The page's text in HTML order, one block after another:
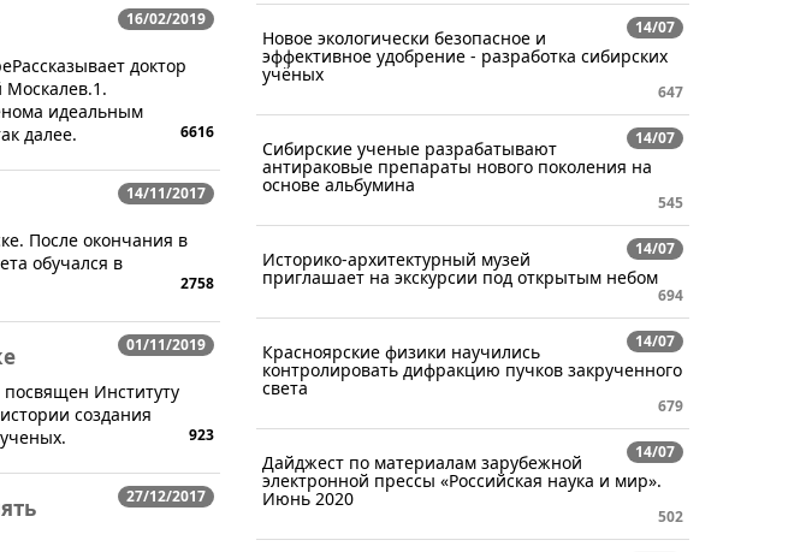
16/02/2019
доктор
Москалев.1.
идеальным
далее.
6616
14/11/2017
После окончания в
обучался в
2758
01/11/2019
Институту
создания
923
27/12/2017
14/07
Новое экологически безопасное и
эффективное удобрение - разработка сибирских
учёных
647
14/07
Сибирские ученые разрабатывают
антираковые препараты нового поколения на
основе альбумина
545
14/07
Историко-архитектурный музей
приглашает на экскурсии под открытым небом
694
14/07
Красноярские физики научились
контролировать дифракцию пучков закрученного
света
679
14/07
Дайджест по материалам зарубежной
электронной прессы «Российская наука и мир».
Июнь 2020
502